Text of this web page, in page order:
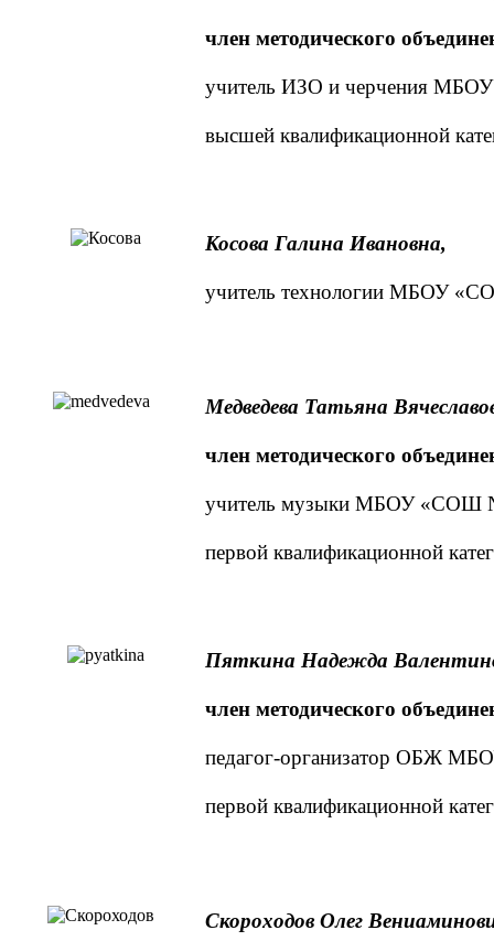
член методического
учитель ИЗО и черчения
высшей квалификационной
Косова Галина Ивановна,
учитель технологии МБОУ
Медведева Татьяна
член методического
учитель музыки МБОУ «СОШ
первой квалификационной
Пяткина Надежда
член методического
педагог-организатор ОБЖ
первой квалификационной
Скороходов Олег